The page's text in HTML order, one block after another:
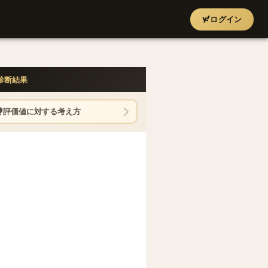
ログイン
断結果
評価値に対する考え方